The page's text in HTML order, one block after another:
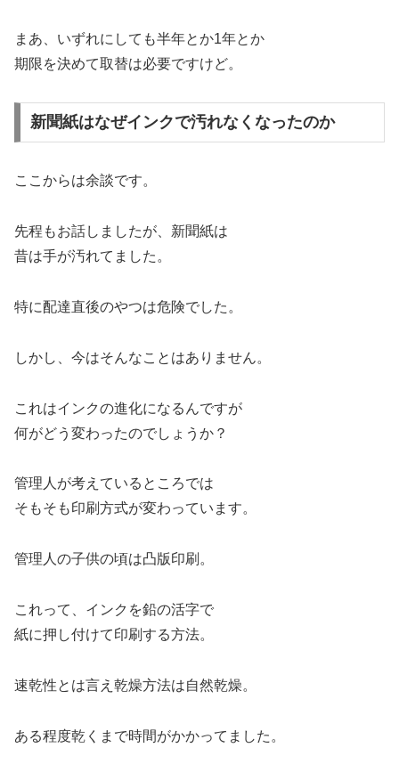
まあ、いずれにしても半年とか1年とか
期限を決めて取替は必要ですけど。
新聞紙はなぜインクで汚れなくなったのか
ここからは余談です。
先程もお話しましたが、新聞紙は
昔は手が汚れてました。
特に配達直後のやつは危険でした。
しかし、今はそんなことはありません。
これはインクの進化になるんですが
何がどう変わったのでしょうか？
管理人が考えているところでは
そもそも印刷方式が変わっています。
管理人の子供の頃は凸版印刷。
これって、インクを鉛の活字で
紙に押し付けて印刷する方法。
速乾性とは言え乾燥方法は自然乾燥。
ある程度乾くまで時間がかかってました。